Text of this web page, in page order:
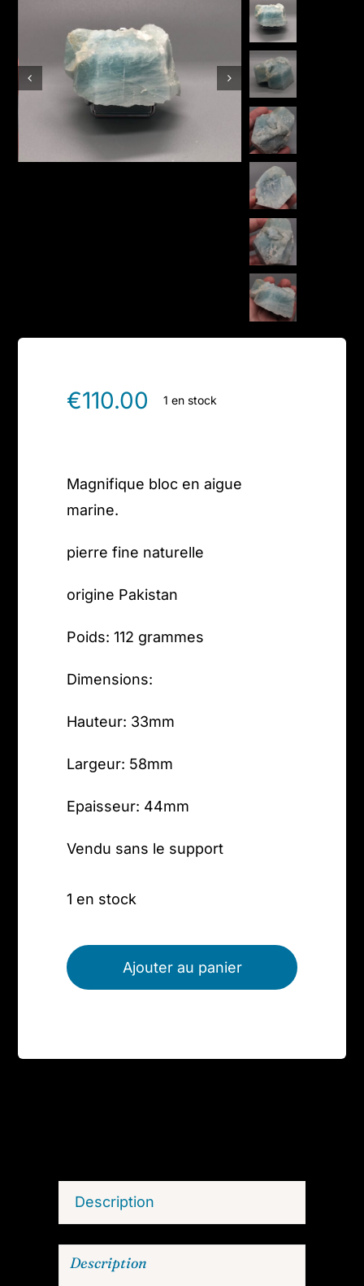
Boutique en ligne
Contact
€110.00 1 en stock
Magnifique bloc en aigue
marine.
pierre fine naturelle
origine Pakistan
Poids: 112 grammes
Dimensions:
Hauteur: 33mm
Largeur: 58mm
Epaisseur: 44mm
Vendu sans le support
1 en stock
de
Ajouter au panier
Description
Description